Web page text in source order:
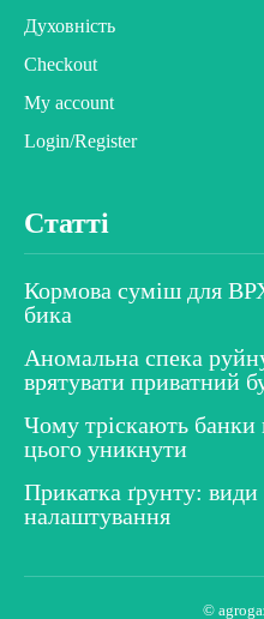
Духовність
Checkout
My account
Login/Register
Статті
Кормова суміш для
бика
Аномальна спека
врятувати приватний
Чому тріскають банки
цього уникнути
Прикатка ґрунту:
налаштування
©